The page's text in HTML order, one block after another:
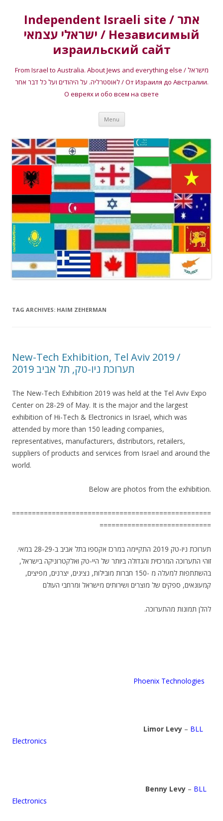
Independent Israeli site / אתר
ישראלי עצמאי / Независимый
израильский сайт
From Israel to Australia. About Jews and everything else / מישראל
לאוסטרליה. על היהודים ועל כל דבר אחר / От Израиля до Австралии.
О евреях и обо всем на свете
Menu Skip
content
TAG ARCHIVES: HAIM ZEHERMAN
New-Tech Exhibition, Tel Aviv 2019 /
תערוכת ניו-טק, תל אביב 2019
The New-Tech Exhibition 2019 was held at the Tel Aviv Expo
Center on 28-29 of May. It is the major and the largest
exhibition of Hi-Tech & Electronics in Israel, which was
attended by more than 150 leading companies,
representatives, manufacturers, distributors, retailers,
suppliers of products and services from Israel and around the
world.
Below are photos from the exhibition.
==================================================
============================
תערוכת ניו-טק 2019 התקיימה במרכז אקספו בתל אביב ב-28-29 במאי.
זוהי התערוכה המרכזית והגדולה ביותר של היי-טק ואלקטרוניקה בישראל,
בהשתתפות למעלה מ -150 חברות מובילות, נציגים, יצרנים, מפיצים,
קמעונאים, ספקים של מוצרים ושירותים מישראל ומרחבי העולם
.להלן תמונות מהתערוכה
Phoenix Technologies
Limor Levy – BLL
Electronics
Benny Levy – BLL
Electronics